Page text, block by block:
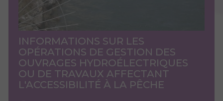
INFORMATIONS SUR LES
OPÉRATIONS DE GESTION DES
OUVRAGES HYDROÉLECTRIQUES
OU DE TRAVAUX AFFECTANT
L'ACCESSIBILITÉ À LA PÊCHE